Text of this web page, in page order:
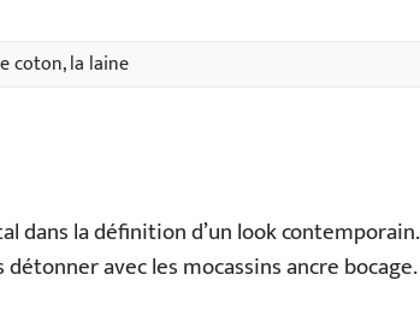
coton, la laine
dans la définition d’un look contemporain.
avec les mocassins ancre bocage.